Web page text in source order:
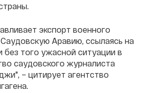
экспорт военного
Аравию, ссылаясь на
без того ужасной ситуации в
саудовского журналиста
– цитирует агентство